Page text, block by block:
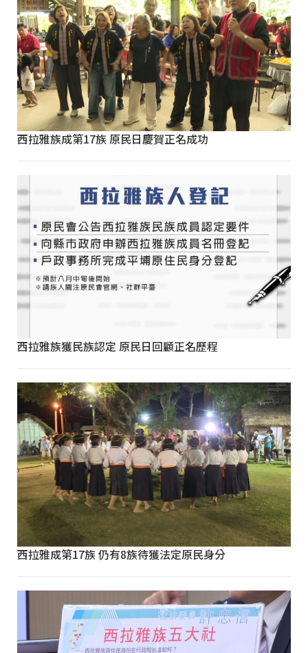
西拉雅族成第17族 原民日慶賀正名成功
西拉雅族獲民族認定 原民日回顧正名歷程
西拉雅成第17族 仍有8族待獲法定原民身分